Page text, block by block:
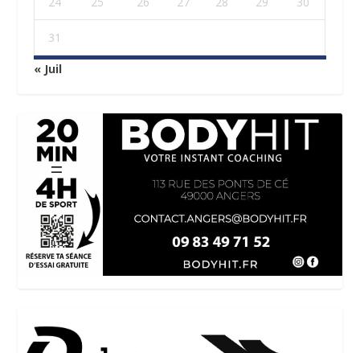
31
« Juil